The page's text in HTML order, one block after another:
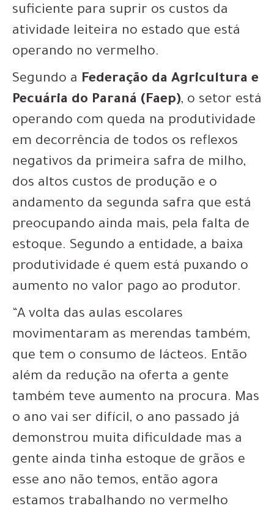
suficiente para suprir os custos da
atividade leiteira no estado que está
operando no vermelho.
Segundo a Federação da Agricultura e
Pecuária do Paraná (Faep), o setor está
operando com queda na produtividade
em decorrência de todos os reflexos
negativos da primeira safra de milho,
dos altos custos de produção e o
andamento da segunda safra que está
preocupando ainda mais, pela falta de
estoque. Segundo a entidade, a baixa
produtividade é quem está puxando o
aumento no valor pago ao produtor.
“A volta das aulas escolares
movimentaram as merendas também,
que tem o consumo de lácteos. Então
além da redução na oferta a gente
também teve aumento na procura. Mas
o ano vai ser difícil, o ano passado já
demonstrou muita dificuldade mas a
gente ainda tinha estoque de grãos e
esse ano não temos, então agora
estamos trabalhando no vermelho